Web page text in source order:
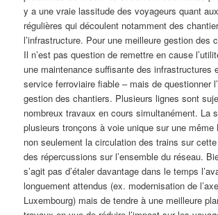
y a une vraie lassitude des voyageurs quant
régulières qui découlent notamment des
l’infrastructure. Pour une meilleure gestion des
Il n’est pas question de remettre en cause
une maintenance suffisante des infrastructures
service ferroviaire fiable – mais de questionner
gestion des chantiers. Plusieurs lignes sont
nombreux travaux en cours simultanément. La
plusieurs tronçons à voie unique sur une même
non seulement la circulation des trains sur
des répercussions sur l’ensemble du réseau.
s’agit pas d’étaler davantage dans le temps
longuement attendus (ex. modernisation de
Luxembourg) mais de tendre à une meilleure